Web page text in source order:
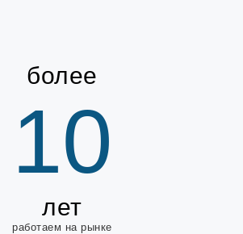
более
10
лет
работаем на рынке